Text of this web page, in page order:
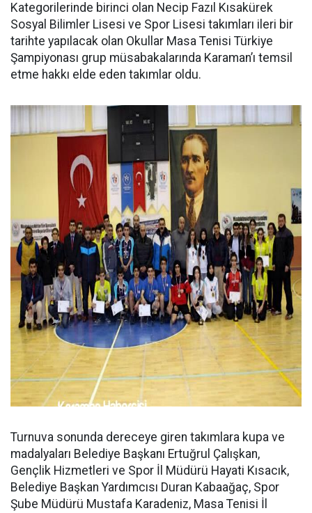
Kategorilerinde birinci olan Necip Fazıl Kısakürek
Sosyal Bilimler Lisesi ve Spor Lisesi takımları ileri bir
tarihte yapılacak olan Okullar Masa Tenisi Türkiye
Şampiyonası grup müsabakalarında Karaman’ı temsil
etme hakkı elde eden takımlar oldu.
Turnuva sonunda dereceye giren takımlara kupa ve
madalyaları Belediye Başkanı Ertuğrul Çalışkan,
Gençlik Hizmetleri ve Spor İl Müdürü Hayati Kısacık,
Belediye Başkan Yardımcısı Duran Kabaağaç, Spor
Şube Müdürü Mustafa Karadeniz, Masa Tenisi İl